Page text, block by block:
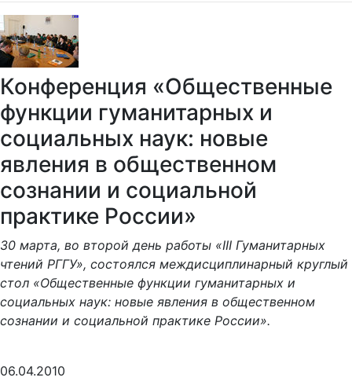
Конференция «Общественные
функции гуманитарных и
социальных наук: новые
явления в общественном
сознании и социальной
практике России»
30 марта, во второй день работы «III Гуманитарных
чтений РГГУ», состоялся междисциплинарный круглый
стол «Общественные функции гуманитарных и
социальных наук: новые явления в общественном
сознании и социальной практике России».
06.04.2010